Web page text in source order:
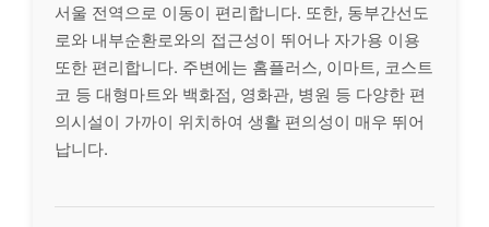
서울 전역으로 이동이 편리합니다. 또한, 동부간선도
로와 내부순환로와의 접근성이 뛰어나 자가용 이용
또한 편리합니다. 주변에는 홈플러스, 이마트, 코스트
코 등 대형마트와 백화점, 영화관, 병원 등 다양한 편
의시설이 가까이 위치하여 생활 편의성이 매우 뛰어
납니다.